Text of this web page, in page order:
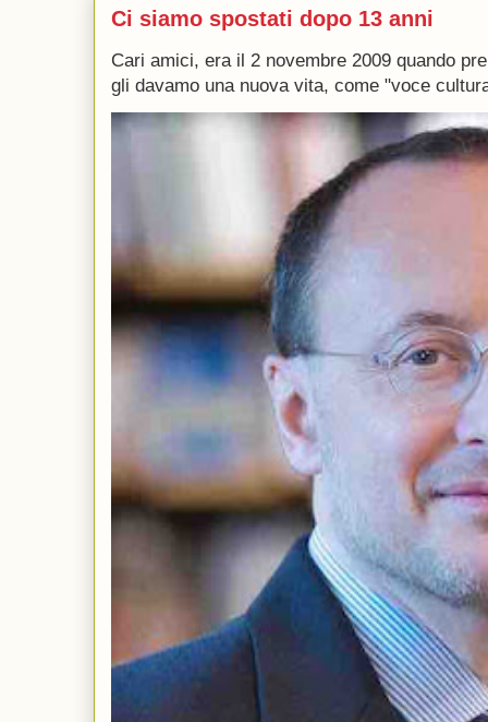
Ci siamo spostati dopo 13 anni
Cari amici, era il 2 novembre 2009 quando
gli davamo una nuova vita, come "voce